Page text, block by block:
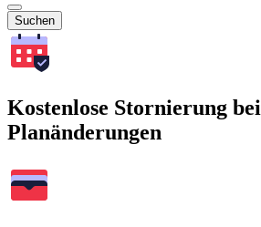
Suchen
Kostenlose Stornierung bei
Planänderungen